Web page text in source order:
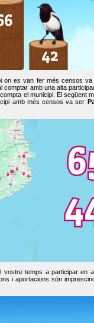
on es van fer més censos va
comptar amb una alta
el municipi. El següent
amb més censos va ser
temps a participar en
i aportacions són